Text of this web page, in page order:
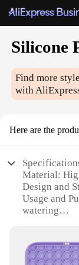
Silicone
Find more style
with
Here are the
Material:
Design and
Usage and
watering
Shape or
different pet